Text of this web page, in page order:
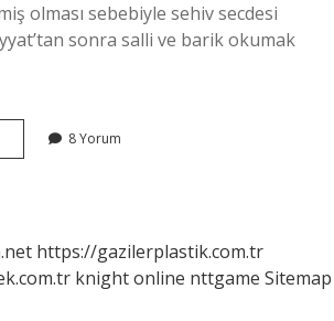
olması sebebiyle sehiv secdesi
sonra salli ve barik okumak
Allahümme
Salli
8 Yorum
https://gazilerplastik.com.tr
knight online nttgame Sitemap